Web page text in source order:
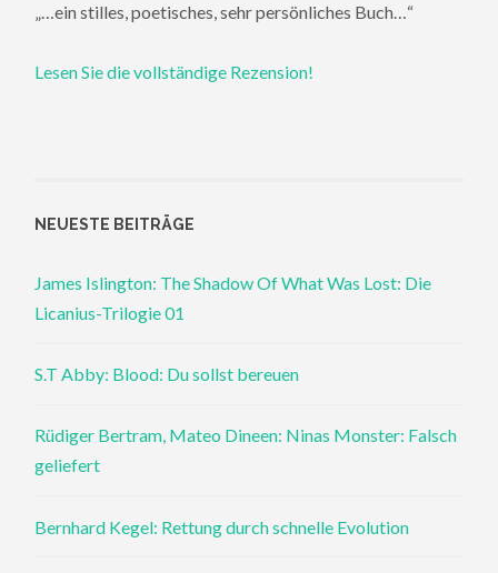
„…ein stilles, poetisches, sehr persönliches Buch…“
Lesen Sie die vollständige Rezension!
NEUESTE BEITRÄGE
James Islington: The Shadow Of What Was Lost: Die
Licanius-Trilogie 01
S.T Abby: Blood: Du sollst bereuen
Rüdiger Bertram, Mateo Dineen: Ninas Monster: Falsch
geliefert
Bernhard Kegel: Rettung durch schnelle Evolution